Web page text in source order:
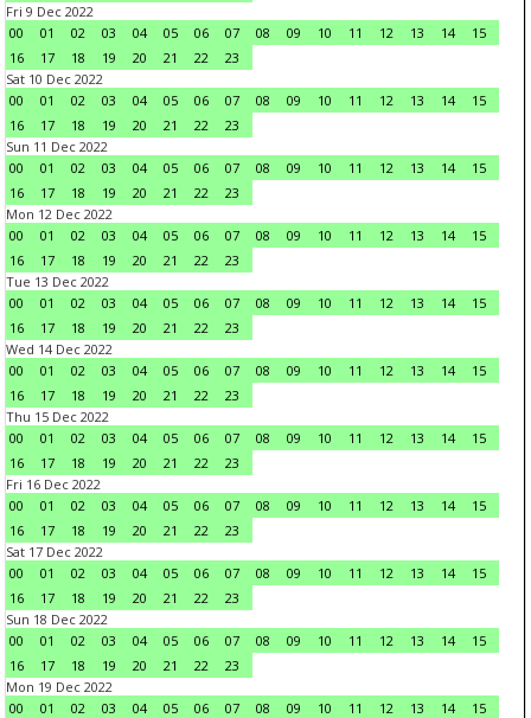
Fri 9 Dec 2022
00
01 02 03 04 05 06 07 08 09 10 11 12 13 14
15
16
17 18 19 20 21 22
23
Sat 10 Dec 2022
00
01 02 03 04 05 06 07 08 09 10 11 12 13 14
15
16
17 18 19 20 21 22
23
Sun 11 Dec 2022
00
01 02 03 04 05 06 07 08 09 10 11 12 13 14
15
16
17 18 19 20 21 22
23
Mon 12 Dec 2022
00
01 02 03 04 05 06 07 08 09 10 11 12 13 14
15
16
17 18 19 20 21 22
23
Tue 13 Dec 2022
00
01 02 03 04 05 06 07 08 09 10 11 12 13 14
15
16
17 18 19 20 21 22
23
Wed 14 Dec 2022
00
01 02 03 04 05 06 07 08 09 10 11 12 13 14
15
16
17 18 19 20 21 22
23
Thu 15 Dec 2022
00
01 02 03 04 05 06 07 08 09 10 11 12 13 14
15
16
17 18 19 20 21 22
23
Fri 16 Dec 2022
00
01 02 03 04 05 06 07 08 09 10 11 12 13 14
15
16
17 18 19 20 21 22
23
Sat 17 Dec 2022
00
01 02 03 04 05 06 07 08 09 10 11 12 13 14
15
16
17 18 19 20 21 22
23
Sun 18 Dec 2022
00
01 02 03 04 05 06 07 08 09 10 11 12 13 14
15
16
17 18 19 20 21 22
23
Mon 19 Dec 2022
00
01 02 03 04 05 06 07 08 09 10 11 12 13 14
15